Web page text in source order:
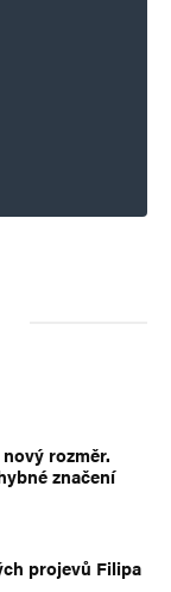
rozměr.
značení
projevů Filipa